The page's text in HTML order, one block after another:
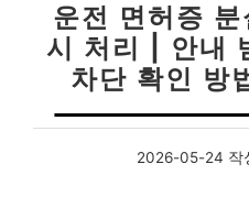
운전 면허증
시 처리 | 안내
차단 확인 방
2026-05-24 작